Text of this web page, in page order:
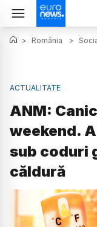
> România >
ACTUALITATE
ANM:
weekend.
sub coduri
căldură